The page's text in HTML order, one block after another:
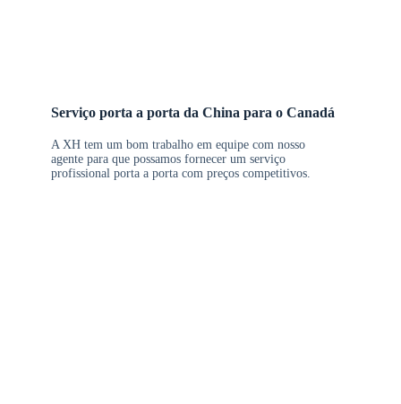
Serviço porta a porta da China para o Canadá
A XH tem um bom trabalho em equipe com nosso
agente para que possamos fornecer um serviço
profissional porta a porta com preços competitivos.